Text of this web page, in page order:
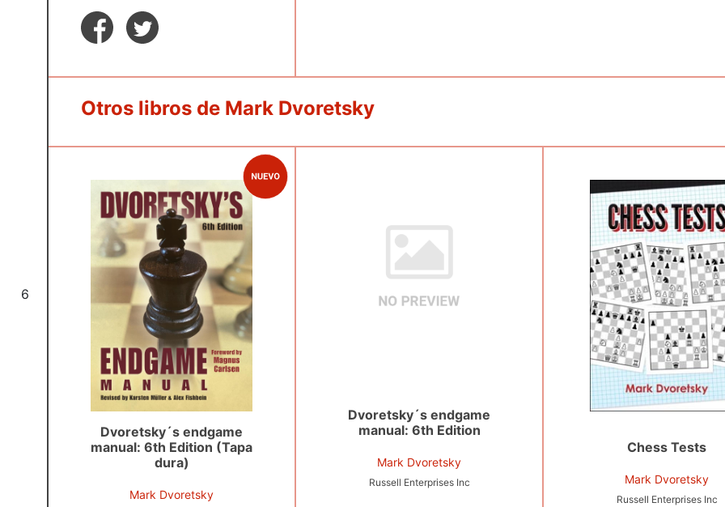
6
Otros libros de Mark Dvoretsky
Dvoretsky´s endgame
manual: 6th Edition (Tapa
dura)
Mark Dvoretsky
Dvoretsky´s endgame
manual: 6th Edition
Mark Dvoretsky
Russell Enterprises Inc
Chess Tests
Mark Dvoretsky
Russell Enterprises Inc